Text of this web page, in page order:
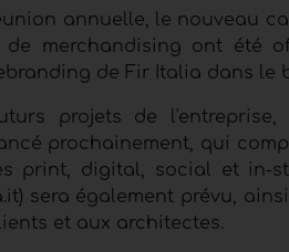
annuelle, le nouveau
merchandising ont été
de Fir Italia dans le
projets de
prochainement, qui
print, digital, social et in-
sera également prévu,
et aux architectes.